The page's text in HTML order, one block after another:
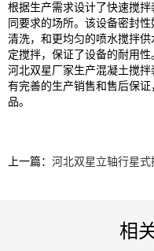
根据生产需求设计了快速搅
同要求的场所。该设备密封
清洗，和更均匀的喷水搅拌
定搅拌，保证了设备的耐用性
河北双星厂家生产混凝土搅
有完善的生产销售和售后保
品。
上一篇： 河北双星立轴行星
相